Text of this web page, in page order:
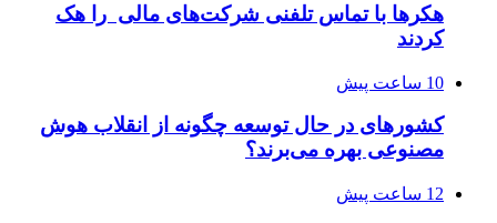
هکرها با تماس تلفنی شرکت‌های مالی را هک
کردند
10 ساعت پیش
کشورهای در حال توسعه چگونه از انقلاب هوش
مصنوعی بهره می‌برند؟
12 ساعت پیش